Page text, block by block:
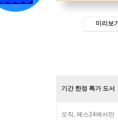
미리보기
기간 한정 특가 도서
오직, 예스24에서만